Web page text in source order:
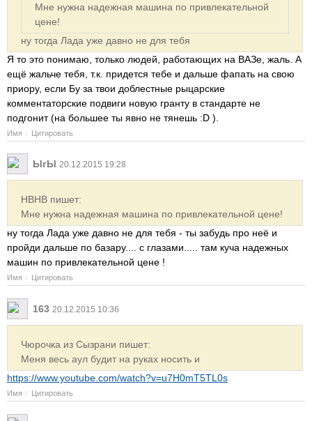
Мне нужна надежная машина по привлекательной
цене!
ну тогда Лада уже давно не для тебя
Я то это понимаю, только людей, работающих на ВАЗе, жаль. А
ещё жальче тебя, т.к. придется тебе и дальше фапать на свою
приору, если Бу за твои доблестные рыцарские
комментаторские подвиги новую гранту в стандарте не
подгонит (на большее ты явно не тянешь :D ).
Имя Цитировать
ЫгЫ 20.12.2015 19:28
HBHB пишет:
Мне нужна надежная машина по привлекательной цене!
ну тогда Лада уже давно не для тебя - ты забудь про неё и
пройди дальше по базару.... с глазами..... там куча надежных
машин по привлекательной цене !
Имя Цитировать
163 20.12.2015 10:36
Чюрочка из Сызрани пишет:
Меня весь аул будит на руках носить и
https://www.youtube.com/watch?v=u7H0mT5TL0s
Имя Цитировать